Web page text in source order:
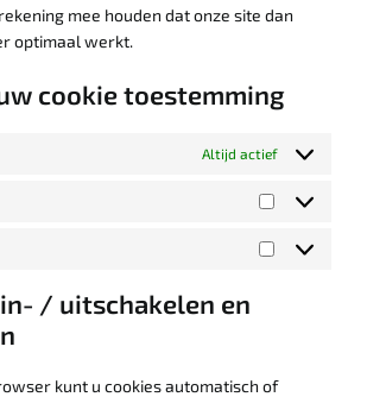
mee houden dat onze site dan
optimaal werkt.
cookie toestemming
Altijd actief
Voorkeuren
Statistieken
/ uitschakelen en
kunt u cookies automatisch of